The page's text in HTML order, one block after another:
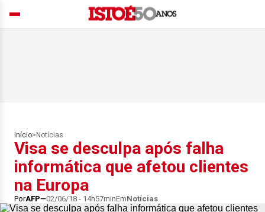
Início> Notícias
Visa se desculpa após falha
informática que afetou clientes
na Europa
PorAFP 02/06/18 - 14h57minEmNotícias